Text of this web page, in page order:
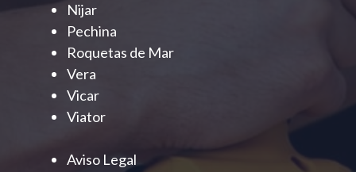
Nijar
Pechina
Roquetas de Mar
Vera
Vicar
Viator
Aviso Legal